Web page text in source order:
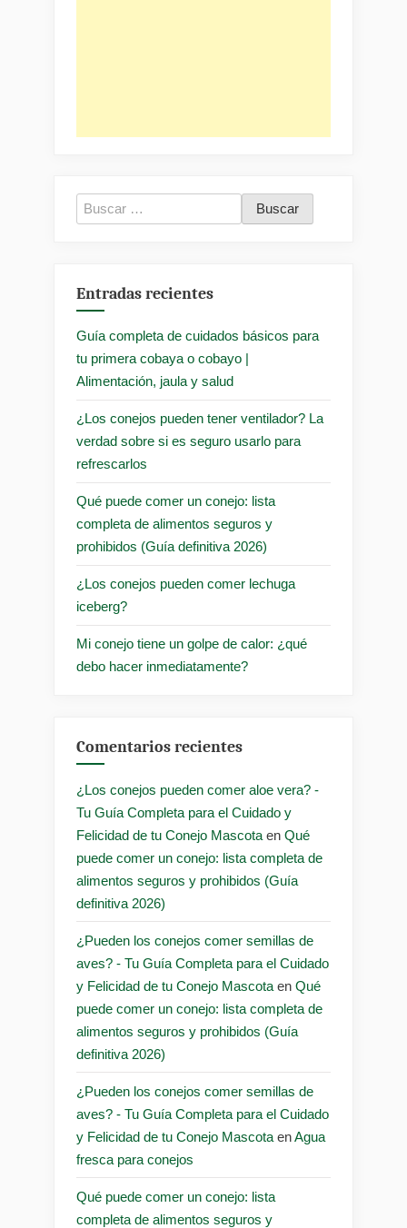
Buscar:
Entradas recientes
Guía completa de cuidados básicos para
tu primera cobaya o cobayo |
Alimentación, jaula y salud
¿Los conejos pueden tener ventilador? La
verdad sobre si es seguro usarlo para
refrescarlos
Qué puede comer un conejo: lista
completa de alimentos seguros y
prohibidos (Guía definitiva 2026)
¿Los conejos pueden comer lechuga
iceberg?
Mi conejo tiene un golpe de calor: ¿qué
debo hacer inmediatamente?
Comentarios recientes
¿Los conejos pueden comer aloe vera? -
Tu Guía Completa para el Cuidado y
Felicidad de tu Conejo Mascota en Qué
puede comer un conejo: lista completa de
alimentos seguros y prohibidos (Guía
definitiva 2026)
¿Pueden los conejos comer semillas de
aves? - Tu Guía Completa para el Cuidado
y Felicidad de tu Conejo Mascota en Qué
puede comer un conejo: lista completa de
alimentos seguros y prohibidos (Guía
definitiva 2026)
¿Pueden los conejos comer semillas de
aves? - Tu Guía Completa para el Cuidado
y Felicidad de tu Conejo Mascota enAgua
fresca para conejos
Qué puede comer un conejo: lista
completa de alimentos seguros y